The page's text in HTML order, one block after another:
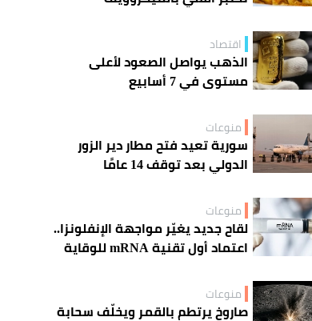
اقتصاد
الذهب يواصل الصعود لأعلى
مستوى في 7 أسابيع
منوعات
سورية تعيد فتح مطار دير الزور
الدولي بعد توقف 14 عامًا
منوعات
لقاح جديد يغيّر مواجهة الإنفلونزا..
اعتماد أول تقنية mRNA للوقاية
منوعات
صاروخ يرتطم بالقمر ويخلّف سحابة